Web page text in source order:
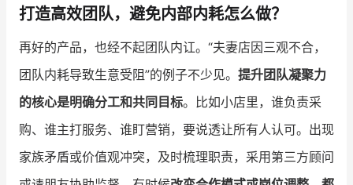
打造高效团队，避免内部内耗怎么做？
再好的产品，也经不起团队内讧。“夫妻店因三观不合，
团队内耗导致生意受阻”的例子不少见。 提升团队凝聚力
的核心是明确分工和共同目标。比如小店里，谁负责采
购、谁主打服务、谁盯营销，要说透让所有人认可。出现
家族矛盾或价值观冲突，及时梳理职责，采用第三方顾问